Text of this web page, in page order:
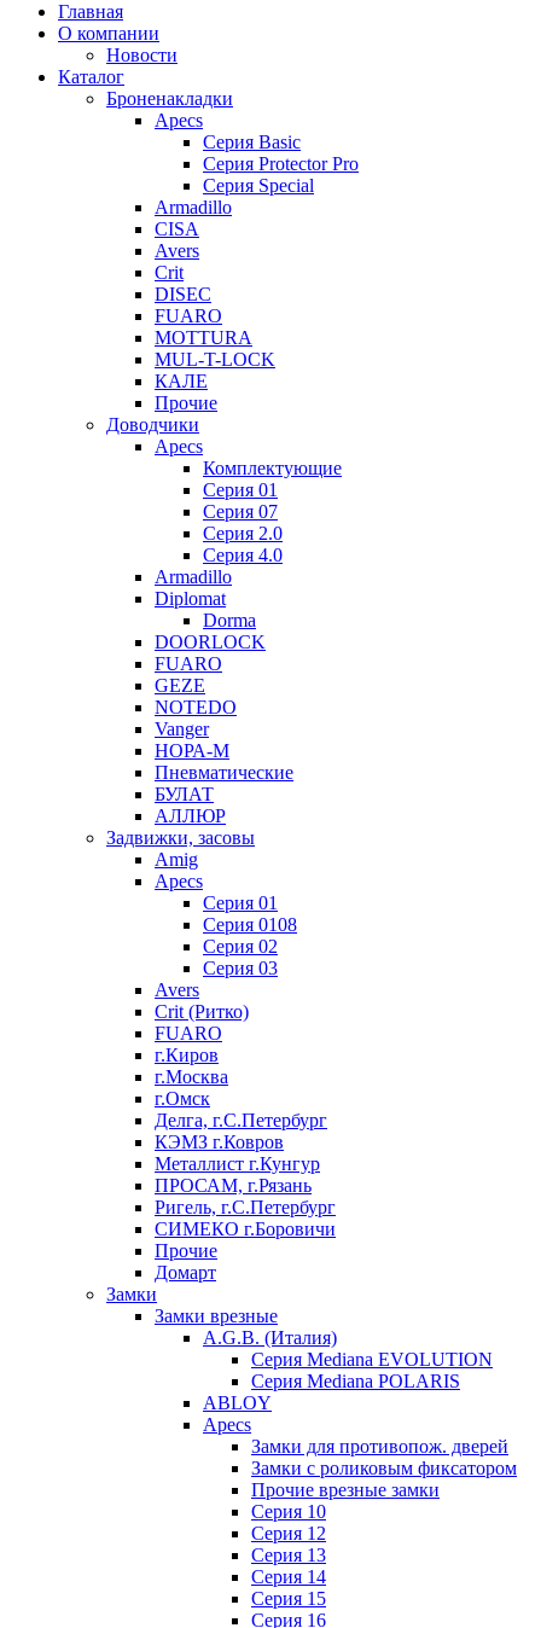
Главная
О компании
Новости
Каталог
Броненакладки
Apecs
Серия Basic
Серия Protector Pro
Серия Special
Armadillo
CISA
Avers
Crit
DISEC
FUARO
MOTTURA
MUL-T-LOCK
КАЛЕ
Прочие
Доводчики
Apecs
Комплектующие
Серия 01
Серия 07
Серия 2.0
Серия 4.0
Armadillo
Diplomat
Dorma
DOORLOCK
FUARO
GEZE
NOTEDO
Vanger
НОРА-М
Пневматические
БУЛАТ
АЛЛЮР
Задвижки, засовы
Amig
Apecs
Серия 01
Серия 0108
Серия 02
Серия 03
Avers
Crit (Ритко)
FUARO
г.Киров
г.Москва
г.Омск
Делга, г.С.Петербург
КЭМЗ г.Ковров
Металлист г.Кунгур
ПРОСАМ, г.Рязань
Ригель, г.С.Петербург
СИМЕКО г.Боровичи
Прочие
Домарт
Замки
Замки врезные
A.G.B. (Италия)
Серия Mediana EVOLUTION
Серия Mediana POLARIS
ABLOY
Apecs
Замки для противопож. дверей
Замки с роликовым фиксатором
Прочие врезные замки
Серия 10
Серия 12
Серия 13
Серия 14
Серия 15
Серия 16